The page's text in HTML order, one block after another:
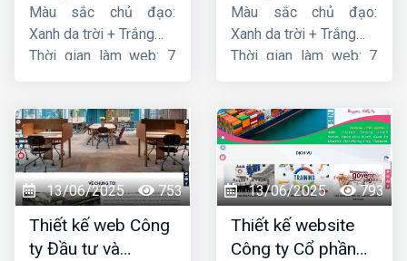
Màu sắc chủ đạo:
Xanh da trời + Trắng
Thời gian làm web: 7
Màu sắc chủ đạo:
Xanh da trời + Trắng
Thời gian làm web: 7
13/06/2025 753
Thiết kế web Công
ty Đầu tư và
13/06/2025 793
Thiết kế website
Công ty Cổ phần